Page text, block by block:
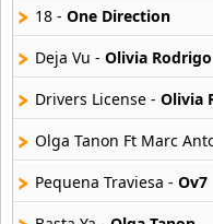
Of Montreal
26 músicas online
11 músicas online
Ojos De Brujo
17 músicas online
18 - One Direction
Deja Vu - Olivia Rodrigo
Drivers License - Olivia
Olga Tanon Ft Marc
Pequena Traviesa - Ov7